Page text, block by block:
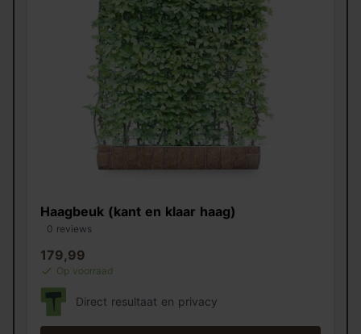
Haagbeuk (kant en klaar haag)
0 reviews
179,99
Op voorraad
Direct resultaat en privacy